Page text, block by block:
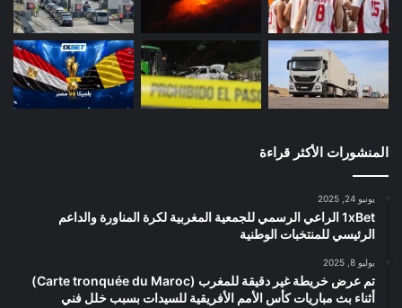
المنشورات الأكثر قراءة
يونيو 24, 2025
1xBet الراعي الرسمي للجمعية المغربية لكرة المناورة والداعم
الرئيسي للمنتخبات الوطنية
يوليو 8, 2025
تم عرض خريطة غير دقيقة للمغرب (Carte tronquée du Maroc)
أثناء بث مباريات كأس الأمم الأفريقية للسيدات بسبب خلل فني